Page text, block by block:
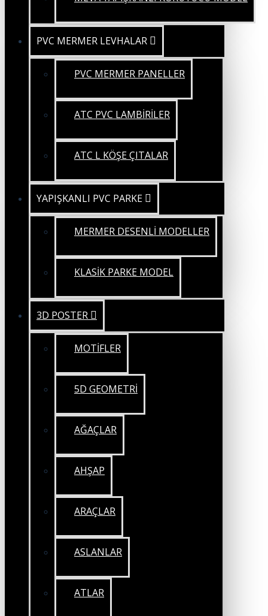
PVC MERMER LEVHALAR
PVC MERMER PANELLER
ATC PVC LAMBİRİLER
ATC L KÖŞE ÇITALAR
YAPIŞKANLI PVC PARKE
MERMER DESENLİ MODELLER
KLASİK PARKE MODEL
3D POSTER
MOTİFLER
5D GEOMETRİ
AĞAÇLAR
AHŞAP
ARAÇLAR
ASLANLAR
ATLAR